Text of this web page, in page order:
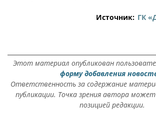
Источник: ГК
Этот материал опубликован
форму добавления
Ответственность за содержание
публикации. Точка зрения автора
позицией редакции.